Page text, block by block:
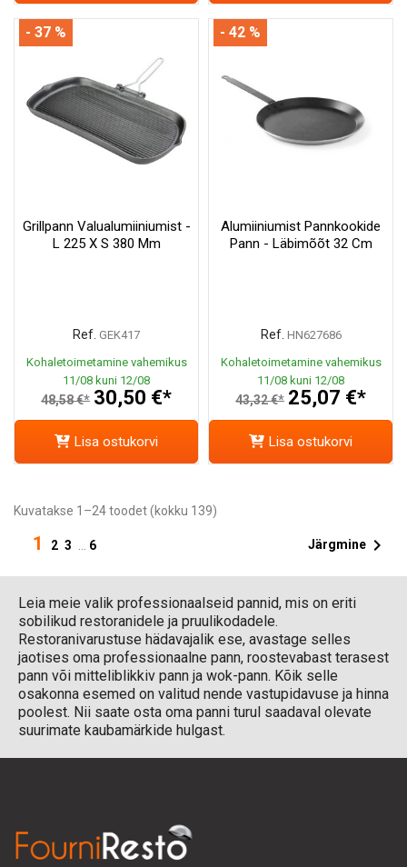
Grillpann Valualumiiniumist -
L 225 X S 380 Mm
Ref. GEK417
Kohaletoimetamine vahemikus
11/08 kuni 12/08
48,58 €* 30,50 €*
- 37 %
Lisa ostukorvi
Alumiiniumist Pannkookide
Pann - Läbimõõt 32 Cm
Ref. HN627686
Kohaletoimetamine vahemikus
11/08 kuni 12/08
43,32 €* 25,07 €*
- 42 %
Lisa ostukorvi
Kuvatakse 1–24 toodet (kokku 139)
1 2 3 6 Järgmine 
Leia meie valik professionaalseid pannid, mis on eriti
sobilikud restoranidele ja pruulikodadele.
Restoranivarustuse hädavajalik ese, avastage selles
jaotises oma professionaalne pann, roostevabast terasest
pann või mitteliblikkiv pann ja wok-pann. Kõik selle
osakonna esemed on valitud nende vastupidavuse ja hinna
poolest. Nii saate osta oma panni turul saadaval olevate
suurimate kaubamärkide hulgast.